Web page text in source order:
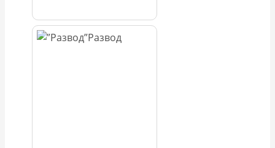
Развод